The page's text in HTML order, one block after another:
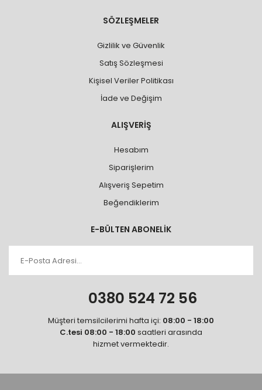
SÖZLEŞMELER
Gizlilik ve Güvenlik
Satış Sözleşmesi
Kişisel Veriler Politikası
İade ve Değişim
ALIŞVERİŞ
Hesabım
Siparişlerim
Alışveriş Sepetim
Beğendiklerim
E-BÜLTEN ABONELİK
0380 524 72 56
Müşteri temsilcilerimi hafta içi: 08:00 - 18:00
C.tesi 08:00 - 18:00 saatleri arasında
hizmet vermektedir.